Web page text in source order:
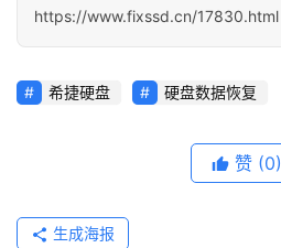
https://www.fixssd.cn/17830.html
希捷硬盘 硬盘数据恢复
赞 (0)
生成海报